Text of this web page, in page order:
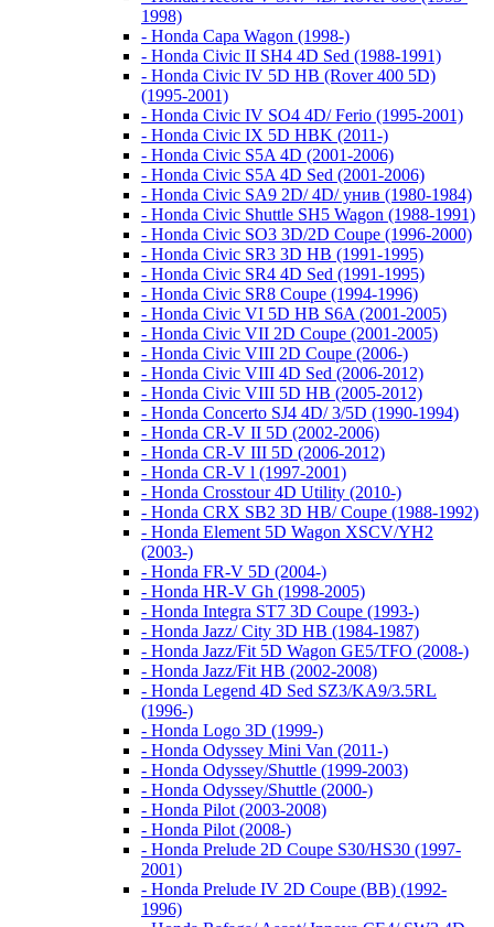
1998)
- Honda Capa Wagon (1998-)
- Honda Civic II SH4 4D Sed (1988-1991)
- Honda Civic IV 5D HB (Rover 400 5D)
(1995-2001)
- Honda Civic IV SO4 4D/ Ferio (1995-2001)
- Honda Civic IX 5D HBK (2011-)
- Honda Civic S5A 4D (2001-2006)
- Honda Civic S5A 4D Sed (2001-2006)
- Honda Civic SA9 2D/ 4D/ унив (1980-1984)
- Honda Civic Shuttle SH5 Wagon (1988-1991)
- Honda Civic SO3 3D/2D Coupe (1996-2000)
- Honda Civic SR3 3D HB (1991-1995)
- Honda Civic SR4 4D Sed (1991-1995)
- Honda Civic SR8 Coupe (1994-1996)
- Honda Civic VI 5D HB S6A (2001-2005)
- Honda Civic VII 2D Coupe (2001-2005)
- Honda Civic VIII 2D Coupe (2006-)
- Honda Civic VIII 4D Sed (2006-2012)
- Honda Civic VIII 5D HB (2005-2012)
- Honda Concerto SJ4 4D/ 3/5D (1990-1994)
- Honda CR-V II 5D (2002-2006)
- Honda CR-V III 5D (2006-2012)
- Honda CR-V l (1997-2001)
- Honda Crosstour 4D Utility (2010-)
- Honda CRX SB2 3D HB/ Coupe (1988-1992)
- Honda Element 5D Wagon XSCV/YH2
(2003-)
- Honda FR-V 5D (2004-)
- Honda HR-V Gh (1998-2005)
- Honda Integra ST7 3D Coupe (1993-)
- Honda Jazz/ City 3D HB (1984-1987)
- Honda Jazz/Fit 5D Wagon GE5/TFO (2008-)
- Honda Jazz/Fit HB (2002-2008)
- Honda Legend 4D Sed SZ3/KA9/3.5RL
(1996-)
- Honda Logo 3D (1999-)
- Honda Odyssey Mini Van (2011-)
- Honda Odyssey/Shuttle (1999-2003)
- Honda Odyssey/Shuttle (2000-)
- Honda Pilot (2003-2008)
- Honda Pilot (2008-)
- Honda Prelude 2D Coupe S30/HS30 (1997-
2001)
- Honda Prelude IV 2D Coupe (BB) (1992-
1996)